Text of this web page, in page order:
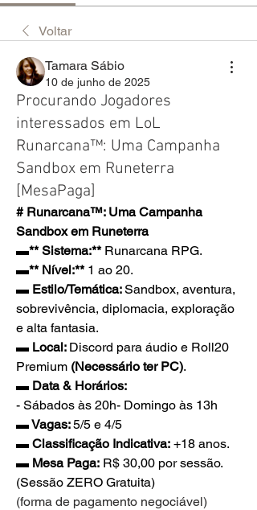
Voltar
Tamara Sábio
10 de junho de 2025
Procurando Jogadores
interessados em LoL
Runarcana™: Uma Campanha
Sandbox em Runeterra
[MesaPaga]
# Runarcana™: Uma Campanha
Sandbox em Runeterra
▬** Sistema:** Runarcana RPG.
▬** Nível:** 1 ao 20.
▬ Estilo/Temática: Sandbox, aventura,
sobrevivência, diplomacia, exploração
e alta fantasia.
▬ Local: Discord para áudio e Roll20
Premium (Necessário ter PC).
▬ Data & Horários:
- Sábados às 20h- Domingo às 13h
▬ Vagas: 5/5 e 4/5
▬ Classificação Indicativa: +18 anos.
▬ Mesa Paga: R$ 30,00 por sessão.
(Sessão ZERO Gratuita)
(forma de pagamento negociável)